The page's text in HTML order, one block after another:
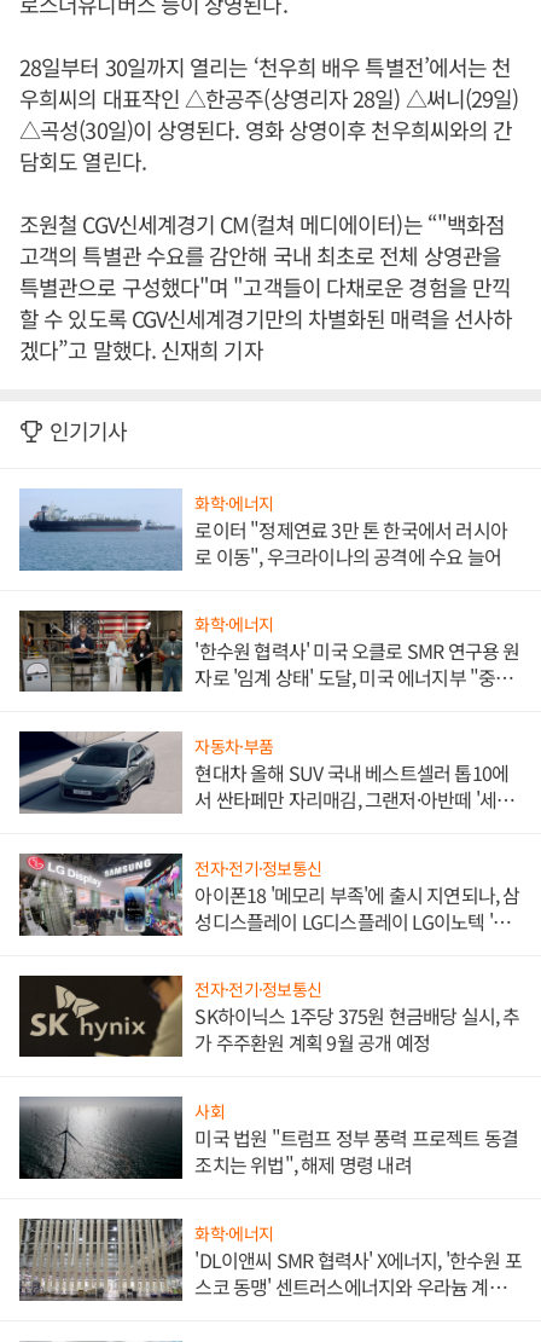
28일부터 30일까지 열리는 ‘천우희 배우 특별전’에서는 천
우희씨의 대표작인 △한공주(상영리자 28일) △써니(29일)
△곡성(30일)이 상영된다. 영화 상영이후 천우희씨와의 간
담회도 열린다.
조원철 CGV신세계경기 CM(컬쳐 메디에이터)는 “"백화점
고객의 특별관 수요를 감안해 국내 최초로 전체 상영관을
특별관으로 구성했다"며 "고객들이 다채로운 경험을 만끽
할 수 있도록 CGV신세계경기만의 차별화된 매력을 선사하
겠다”고 말했다. 신재희 기자
인기기사
화학·에너지
로이터 "정제연료 3만 톤 한국에서 러시아
로 이동", 우크라이나의 공격에 수요 늘어
화학·에너지
'한수원 협력사' 미국 오클로 SMR 연구용 원
자로 '임계 상태' 도달, 미국 에너지부 "중요
자동차·부품
현대차 올해 SUV 국내 베스트셀러 톱10에
서 싼타페만 자리매김, 그랜저·아반떼 '세단
전자·전기·정보통신
아이폰18 '메모리 부족'에 출시 지연되나, 삼
성디스플레이 LG디스플레이 LG이노텍 '탈
전자·전기·정보통신
SK하이닉스 1주당 375원 현금배당 실시, 추
가 주주환원 계획 9월 공개 예정
사회
미국 법원 "트럼프 정부 풍력 프로젝트 동결
조치는 위법", 해제 명령 내려
화학·에너지
'DL이앤씨 SMR 협력사' X에너지, '한수원 포
스코 동맹' 센트러스에너지와 우라늄 계약